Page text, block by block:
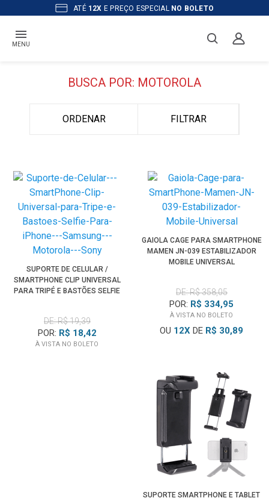
ATÉ 12X E PREÇO ESPECIAL NO BOLETO
MENU
BUSCA POR: MOTOROLA
ORDENAR FILTRAR
SUPORTE DE CELULAR /
SMARTPHONE CLIP UNIVERSAL
PARA TRIPÉ E BASTÕES SELFIE
DE: R$ 19,39
POR: R$ 18,42
À VISTA NO BOLETO
GAIOLA CAGE PARA SMARTPHONE
MAMEN JN-039 ESTABILIZADOR
MOBILE UNIVERSAL
DE: R$ 358,05
POR: R$ 334,95
À VISTA NO BOLETO
OU 12X DE R$ 30,89
SUPORTE SMARTPHONE E TABLET